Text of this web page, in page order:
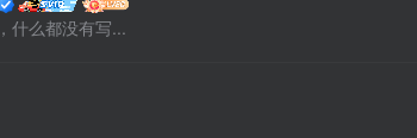
什么都没有写...